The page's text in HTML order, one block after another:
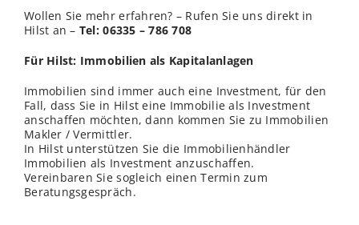
Wollen Sie mehr erfahren? – Rufen Sie uns direkt in
Hilst an – Tel: 06335 – 786 708
Für Hilst: Immobilien als Kapitalanlagen
Immobilien sind immer auch eine Investment, für den
Fall, dass Sie in Hilst eine Immobilie als Investment
anschaffen möchten, dann kommen Sie zu Immobilien
Makler / Vermittler.
In Hilst unterstützen Sie die Immobilienhändler
Immobilien als Investment anzuschaffen.
Vereinbaren Sie sogleich einen Termin zum
Beratungsgespräch.